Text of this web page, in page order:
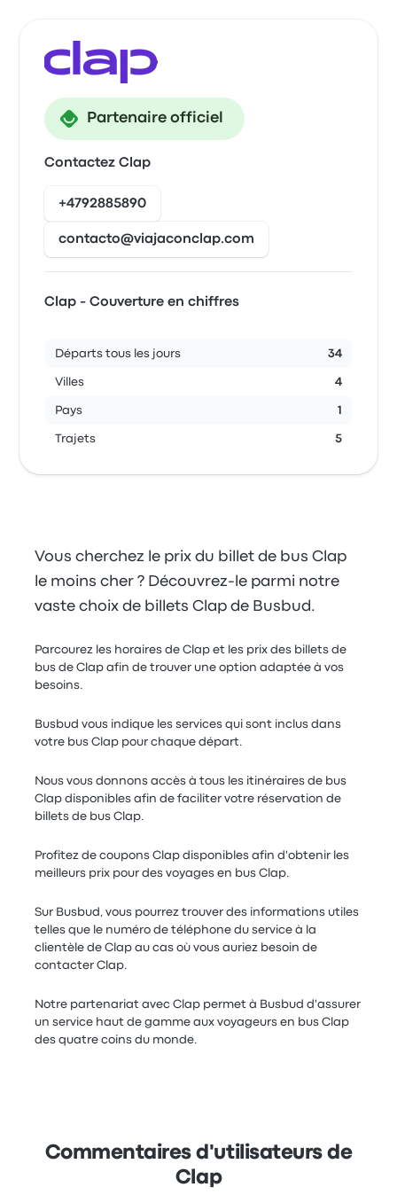
Partenaire officiel
Contactez Clap
+4792885890
contacto@viajaconclap.com
Clap - Couverture en chiffres
Départs tous les jours 34
Villes 4
Pays 1
Trajets 5
Vous cherchez le prix du billet de bus Clap
le moins cher ? Découvrez-le parmi notre
vaste choix de billets Clap de Busbud.
Parcourez les horaires de Clap et les prix des billets de
bus de Clap afin de trouver une option adaptée à vos
besoins.
Busbud vous indique les services qui sont inclus dans
votre bus Clap pour chaque départ.
Nous vous donnons accès à tous les itinéraires de bus
Clap disponibles afin de faciliter votre réservation de
billets de bus Clap.
Profitez de coupons Clap disponibles afin d'obtenir les
meilleurs prix pour des voyages en bus Clap.
Sur Busbud, vous pourrez trouver des informations utiles
telles que le numéro de téléphone du service à la
clientèle de Clap au cas où vous auriez besoin de
contacter Clap.
Notre partenariat avec Clap permet à Busbud d'assurer
un service haut de gamme aux voyageurs en bus Clap
des quatre coins du monde.
Commentaires d'utilisateurs de
Clap